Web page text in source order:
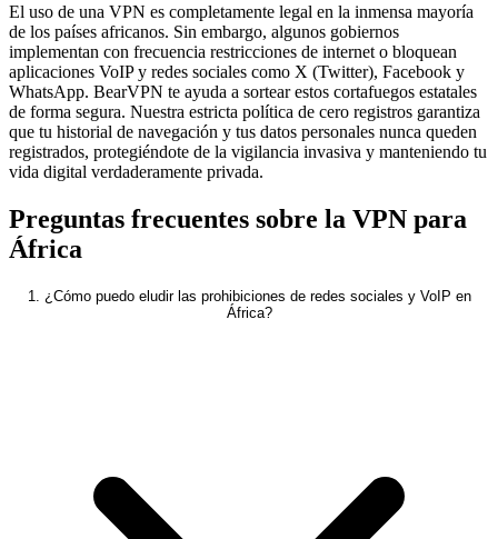
El uso de una VPN es completamente legal en la inmensa mayoría
de los países africanos. Sin embargo, algunos gobiernos
implementan con frecuencia restricciones de internet o bloquean
aplicaciones VoIP y redes sociales como X (Twitter), Facebook y
WhatsApp. BearVPN te ayuda a sortear estos cortafuegos estatales
de forma segura. Nuestra estricta política de cero registros garantiza
que tu historial de navegación y tus datos personales nunca queden
registrados, protegiéndote de la vigilancia invasiva y manteniendo tu
vida digital verdaderamente privada.
Preguntas frecuentes sobre la VPN para
África
1. ¿Cómo puedo eludir las prohibiciones de redes sociales y VoIP en
África?